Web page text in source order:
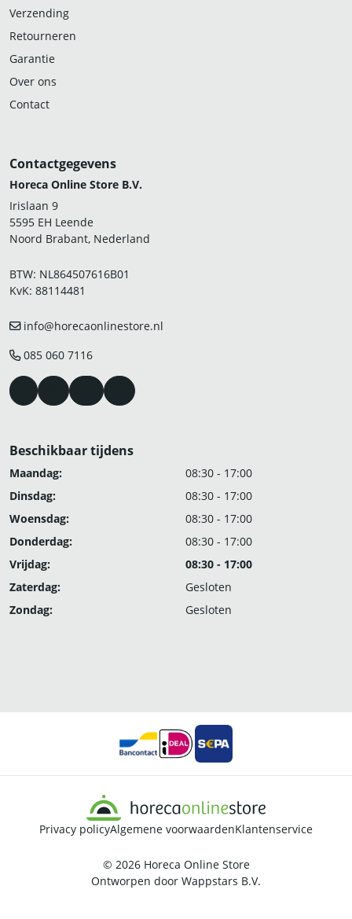
Verzending
Retourneren
Garantie
Over ons
Contact
Contactgegevens
Horeca Online Store B.V.
Irislaan 9
5595 EH Leende
Noord Brabant, Nederland
BTW: NL864507616B01
KvK: 88114481
info@horecaonlinestore.nl
085 060 7116
Beschikbaar tijdens
Maandag:
08:30 - 17:00
Dinsdag:
08:30 - 17:00
Woensdag:
08:30 - 17:00
Donderdag:
08:30 - 17:00
Vrijdag:
08:30 - 17:00
Zaterdag:
Gesloten
Zondag:
Gesloten
Privacy policyAlgemene voorwaardenKlantenservice
© 2026 Horeca Online Store
Ontworpen door Wappstars B.V.